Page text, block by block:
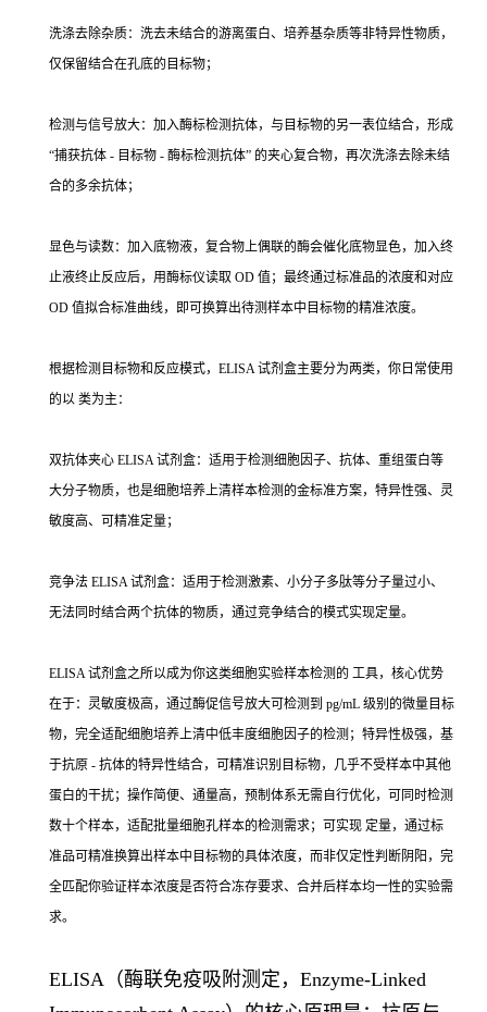
洗涤去除杂质：洗去未结合的游离蛋白、培养基杂质等非特异性物质，
仅保留结合在孔底的目标物；
检测与信号放大：加入酶标检测抗体，与目标物的另一表位结合，形成
“捕获抗体 - 目标物 - 酶标检测抗体” 的夹心复合物，再次洗涤去除未结
合的多余抗体；
显色与读数：加入底物液，复合物上偶联的酶会催化底物显色，加入终
止液终止反应后，用酶标仪读取 OD 值；最终通过标准品的浓度和对应
OD 值拟合标准曲线，即可换算出待测样本中目标物的精准浓度。
根据检测目标物和反应模式，ELISA 试剂盒主要分为两类，你日常使用
的以 类为主：
双抗体夹心 ELISA 试剂盒：适用于检测细胞因子、抗体、重组蛋白等
大分子物质，也是细胞培养上清样本检测的金标准方案，特异性强、灵
敏度高、可精准定量；
竞争法 ELISA 试剂盒：适用于检测激素、小分子多肽等分子量过小、
无法同时结合两个抗体的物质，通过竞争结合的模式实现定量。
ELISA 试剂盒之所以成为你这类细胞实验样本检测的 工具，核心优势
在于：灵敏度极高，通过酶促信号放大可检测到 pg/mL 级别的微量目标
物，完全适配细胞培养上清中低丰度细胞因子的检测；特异性极强，基
于抗原 - 抗体的特异性结合，可精准识别目标物，几乎不受样本中其他
蛋白的干扰；操作简便、通量高，预制体系无需自行优化，可同时检测
数十个样本，适配批量细胞孔样本的检测需求；可实现 定量，通过标
准品可精准换算出样本中目标物的具体浓度，而非仅定性判断阴阳，完
全匹配你验证样本浓度是否符合冻存要求、合并后样本均一性的实验需
求。
ELISA（酶联免疫吸附测定，Enzyme-Linked